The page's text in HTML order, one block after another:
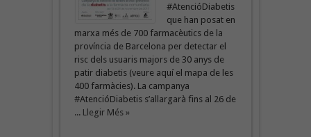
#AtencióDiabetis
que han posat en
marxa més de 700 farmacèutics de la
província de Barcelona per detectar el
risc dels usuaris majors de 30 anys de
patir diabetis (veure aquí el mapa de les
400 farmàcies). La campanya
#AtencióDiabetis s’allargarà fins al 26 de
... Llegir Més »